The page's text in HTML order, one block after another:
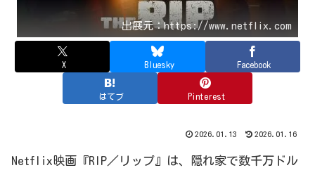
出展元：https://www.netflix.com
X Bluesky Facebook
はてブ Pinterest
2026.01.13 2026.01.16
Netflix映画『RIP／リップ』は、隠れ家で数千万ドル